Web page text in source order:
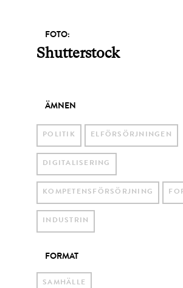
FOTO:
Shutterstock
ÄMNEN
POLITIK ELFÖRSÖRJNINGEN
DIGITALISERING
KOMPETENSFÖRSÖRJNING
INDUSTRIN
FORMAT
SAMHÄLLE